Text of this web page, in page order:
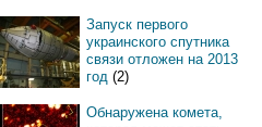
Запуск первого
украинского спутника
связи отложен на 2013
год (2)
Обнаружена комета,